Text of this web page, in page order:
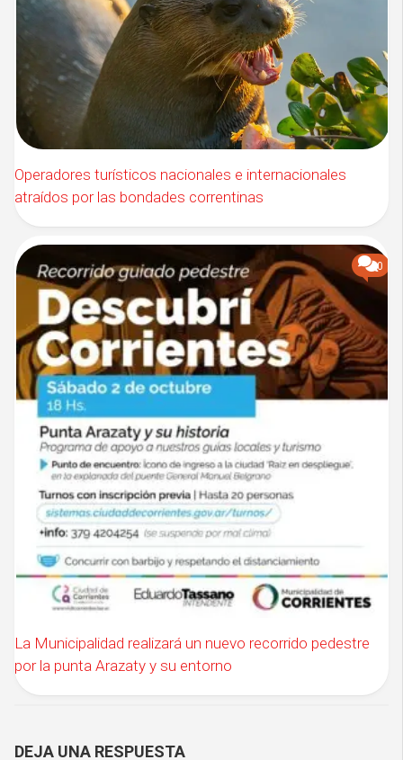
Operadores turísticos nacionales e internacionales
atraídos por las bondades correntinas
0
La Municipalidad realizará un nuevo recorrido pedestre
por la punta Arazaty y su entorno
DEJA UNA RESPUESTA